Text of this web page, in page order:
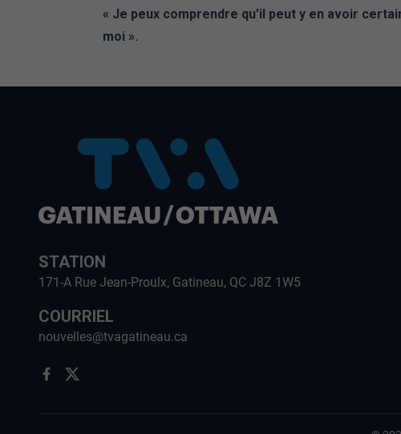
« Je peux comprendre qu’il peut y en avoir
moi ».
STATION
171-A Rue Jean-Proulx, Gatineau, QC J8Z 1W5
COURRIEL
nouvelles@tvagatineau.ca